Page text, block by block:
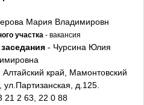
Мария Владимировн
участка - вакансия
- Чурсина Юлия
край, Мамонтовский
д.125.
21 2 63, 22 0 88